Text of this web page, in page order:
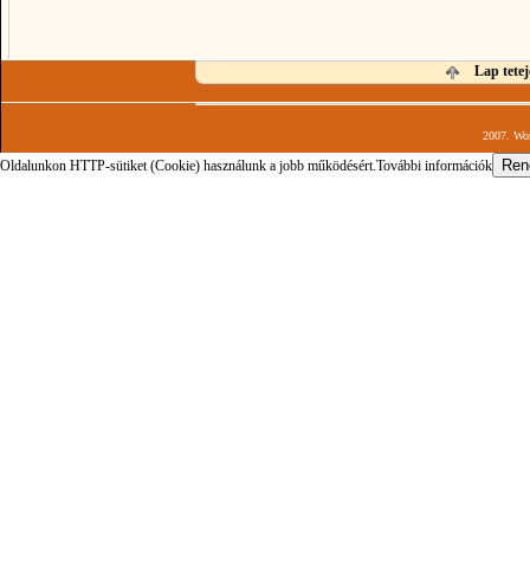
Lap
2007.
Oldalunkon HTTP-sütiket (Cookie) használunk a jobb működésért.További információk